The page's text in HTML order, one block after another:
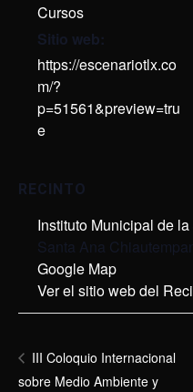
Cursos
Sitio web:
https://escenariotlx.co
m/?
p=51561&preview=tru
e
RECINTO
Instituto Municipal de
Santa Ana
Google Map
Ver el sitio web del
III Coloquio Internacional
sobre Medio Ambiente y